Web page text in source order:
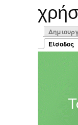
Είσοδος
(ενεργή